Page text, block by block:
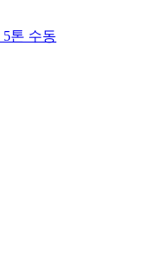
톤 수동